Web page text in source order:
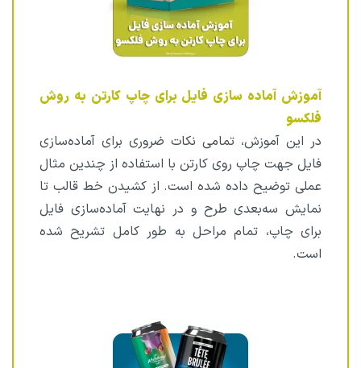
آموزش آماده سازی فایل برای چاپ کارتن به روش
فلکسو
در این آموزش، تمامی نکات ضروری برای آماده‌سازی
فایل جهت چاپ روی کارتن با استفاده از چندین مثال
عملی توضیح داده شده است. از کشیدن خط قالب تا
نمایش سه‌بعدی طرح و در نهایت آماده‌سازی فایل
برای چاپ، تمام مراحل به طور کامل تشریح شده
است.